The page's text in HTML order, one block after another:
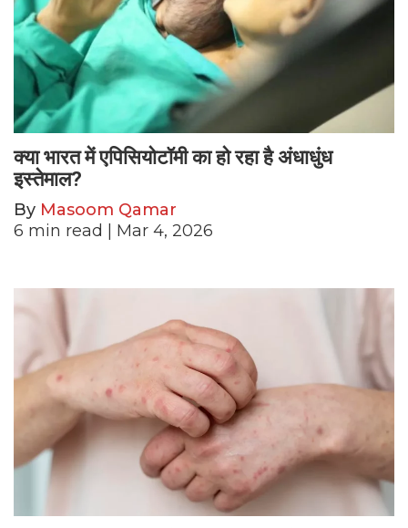
क्या भारत में एपिसियोटॉमी का हो रहा है अंधाधुंध
इस्तेमाल?
By Masoom Qamar
6 min read | Mar 4, 2026